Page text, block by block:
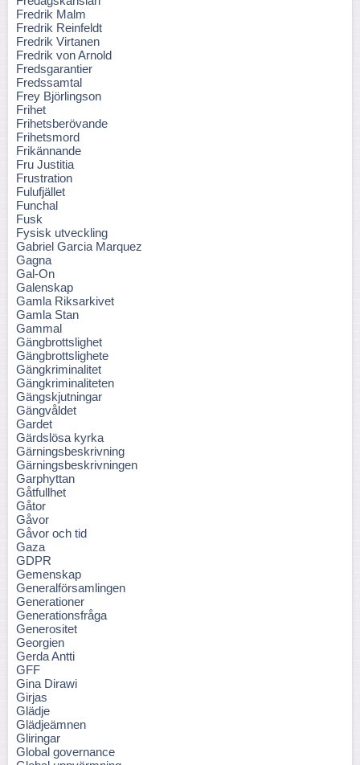
Fredrik Malm
Fredrik Reinfeldt
Fredrik Virtanen
Fredrik von Arnold
Fredsgarantier
Fredssamtal
Frey Björlingson
Frihet
Frihetsberövande
Frihetsmord
Frikännande
Fru Justitia
Frustration
Fulufjället
Funchal
Fusk
Fysisk utveckling
Gabriel Garcia Marquez
Gagna
Gal-On
Galenskap
Gamla Riksarkivet
Gamla Stan
Gammal
Gängbrottslighet
Gängbrottslighete
Gängkriminalitet
Gängkriminaliteten
Gängskjutningar
Gängvåldet
Gardet
Gärdslösa kyrka
Gärningsbeskrivning
Gärningsbeskrivningen
Garphyttan
Gåtfullhet
Gåtor
Gåvor
Gåvor och tid
Gaza
GDPR
Gemenskap
Generalförsamlingen
Generationer
Generationsfråga
Generositet
Georgien
Gerda Antti
GFF
Gina Dirawi
Girjas
Glädje
Glädjeämnen
Gliringar
Global governance